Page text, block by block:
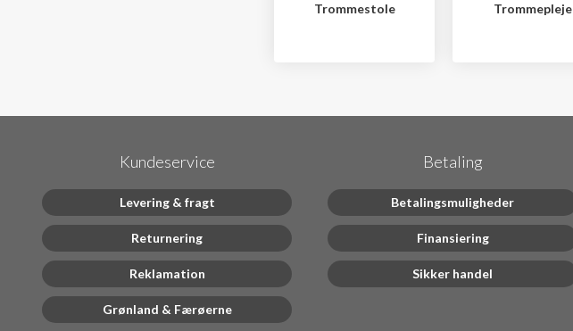
Trommestole Trommepleje
Kundeservice
Levering & fragt
Returnering
Reklamation
Grønland & Færøerne
Betaling
Betalingsmuligheder
Finansiering
Sikker handel